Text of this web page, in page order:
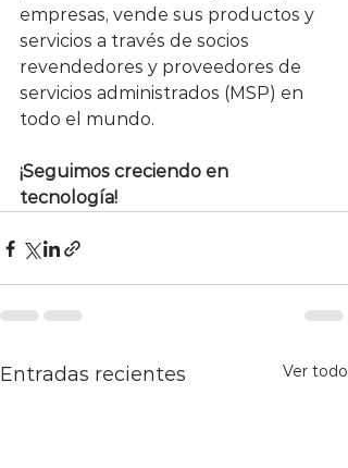
empresas, vende sus productos y
servicios a través de socios
revendedores y proveedores de
servicios administrados (MSP) en
todo el mundo.
¡Seguimos creciendo en
tecnología!
Entradas recientes Ver todo